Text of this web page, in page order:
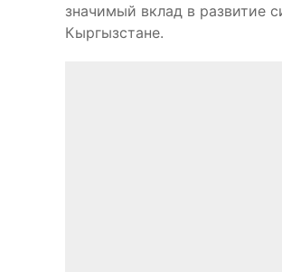
значимый вклад в развитие
Кыргызстане.